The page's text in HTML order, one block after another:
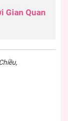
Gian Quan